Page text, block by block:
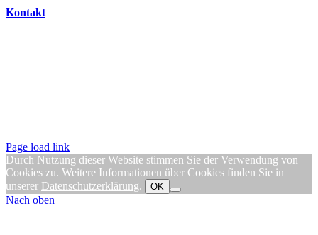
Kontakt
Page load link
Durch Nutzung dieser Website stimmen Sie der Verwendung von
Cookies zu. Weitere Informationen über Cookies finden Sie in
unserer Datenschutzerklärung. OK
Nach oben